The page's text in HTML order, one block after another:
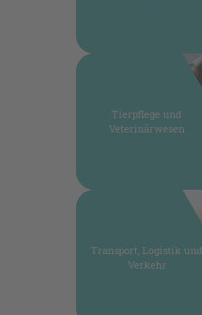
Tierpflege und
Veterinärwesen
Transport, Logistik und
Verkehr